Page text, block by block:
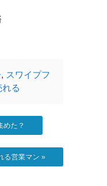
, スワイプフ
れる
めた？
る営業マン »